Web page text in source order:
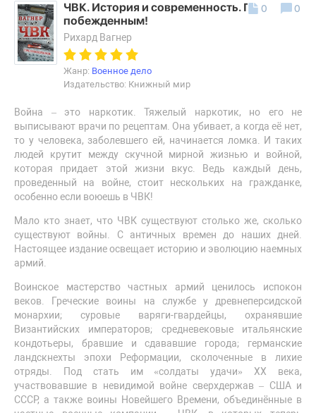
ЧВК. История и современность. Горе
побежденным!
Рихард Вагнер
Жанр: Военное дело
Издательство: Книжный мир
Война – это наркотик. Тяжелый наркотик, но его не
выписывают врачи по рецептам. Она убивает, а когда её нет,
то у человека, заболевшего ей, начинается ломка. И таких
людей крутит между скучной мирной жизнью и войной,
которая придает этой жизни вкус. Ведь каждый день,
проведенный на войне, стоит нескольких на гражданке,
особенно если воюешь в ЧВК!
Мало кто знает, что ЧВК существуют столько же, сколько
существуют войны. С античных времен до наших дней.
Настоящее издание освещает историю и эволюцию наемных
армий.
Воинское мастерство частных армий ценилось испокон
веков. Греческие воины на службе у древнеперсидской
монархии; суровые варяги-гвардейцы, охранявшие
Византийских императоров; средневековые итальянские
кондотьеры, бравшие и сдававшие города; германские
ландскнехты эпохи Реформации, сколоченные в лихие
отряды. Под стать им «солдаты удачи» XX века,
участвовавшие в невидимой войне сверхдержав – США и
СССР, а также воины Новейшего Времени, объединённые в
0 0